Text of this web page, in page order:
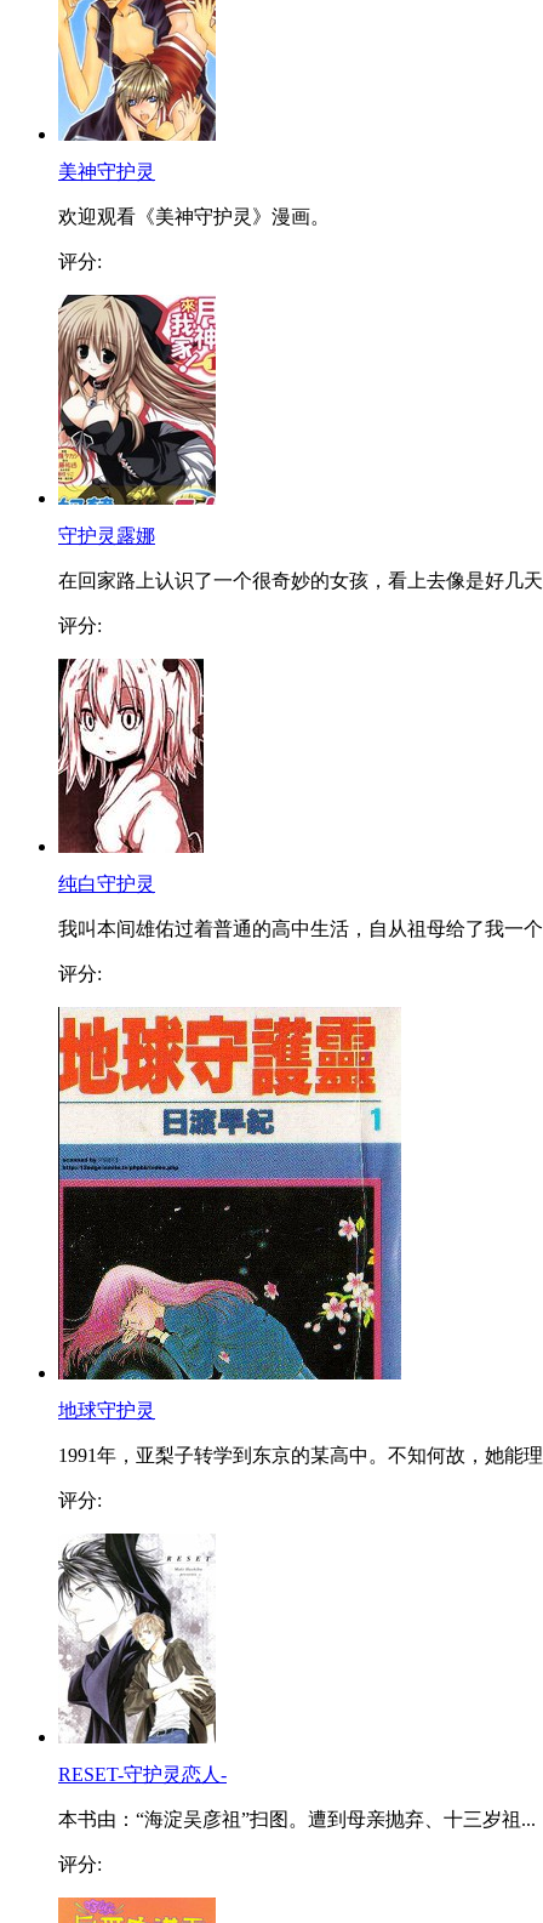
美神守护灵
欢迎观看《美神守护灵》漫画。
评分:
守护灵露娜
在回家路上认识了一个很奇妙的女孩，看上去像是好几
评分:
纯白守护灵
我叫本间雄佑过着普通的高中生活，自从祖母给了我一
评分:
地球守护灵
1991年，亚梨子转学到东京的某高中。不知何故，她能
评分:
RESET-守护灵恋人-
本书由：“海淀吴彦祖”扫图。遭到母亲抛弃、十三岁祖...
评分: